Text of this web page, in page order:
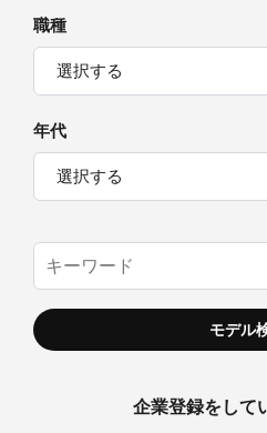
職種
選択する
年代
選択する
企業登録をして